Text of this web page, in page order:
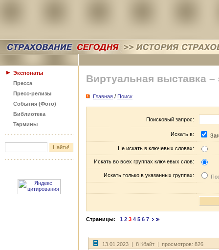
Экспонаты
Пресса
Пресс-релизы
События (Фото)
Библиотека
Термины
Виртуальная выставка –
Главная / Поиск
Поисковый запрос:
Искать в:
Не искать в ключевых словах:
Искать во всех группах ключевых слов:
Искать только в указанных группах:
Страницы: 1 2 3 4 5 6 7
13.01.2023 | 8 Кбайт | просмотров: 826